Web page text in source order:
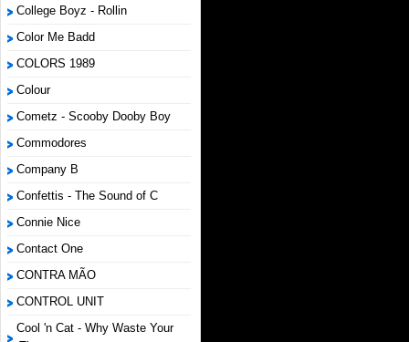
College Boyz ‎- Rollin
Color Me Badd
COLORS 1989
Colour
Cometz - Scooby Dooby Boy
Commodores
Company B
Confettis - The Sound of C
Connie Nice
Contact One
CONTRA MÃO
CONTROL UNIT
Cool 'n Cat - Why Waste Your